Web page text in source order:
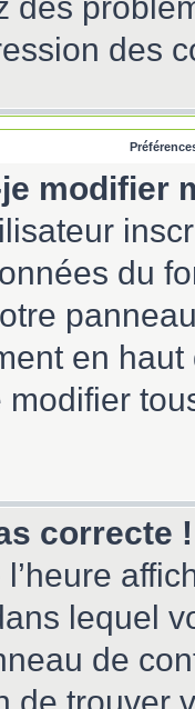
des
modifier
du
en
correcte !
lequel
de